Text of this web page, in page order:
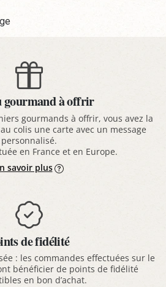
gourmand à offrir
gourmands à offrir, vous avez la
colis une carte avec un message
personnalisé.
en France et en Europe.
savoir plus
de fidélité
: les commandes effectuées sur le
bénéficier de points de fidélité
en bon d’achat.